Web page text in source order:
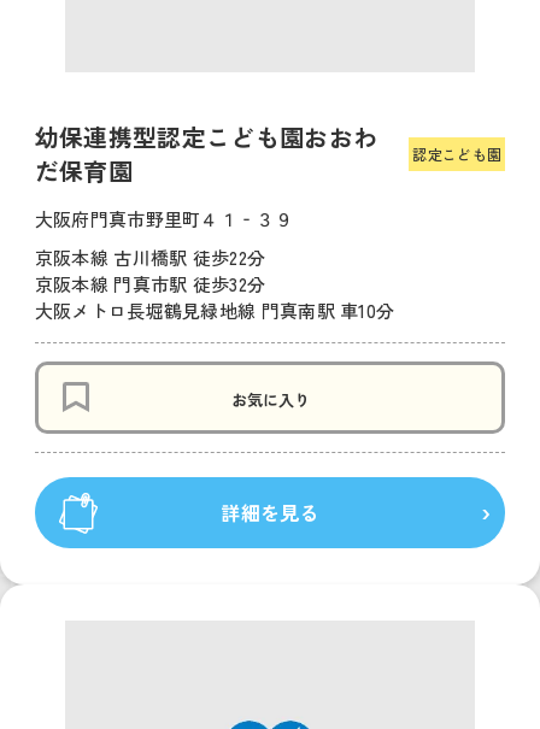
幼保連携型認定こども園おおわ
だ保育園
認定こども園
大阪府門真市野里町４１‐３９
京阪本線 古川橋駅 徒歩22分
京阪本線 門真市駅 徒歩32分
大阪メトロ長堀鶴見緑地線 門真南駅 車10分
お気に入り
詳細を見る